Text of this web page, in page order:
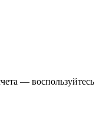
— воспользуйтесь